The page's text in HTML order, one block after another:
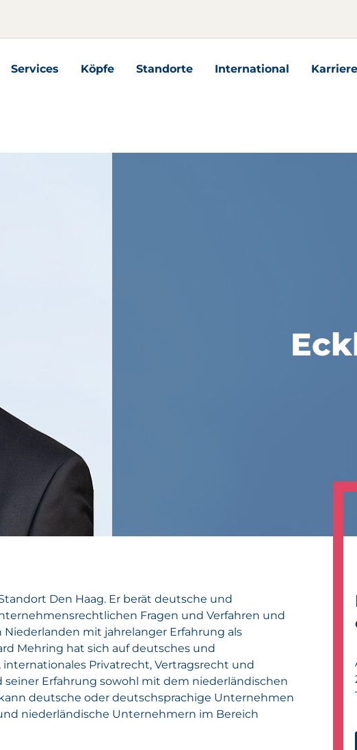
Services Köpfe Standorte International
Karriere
Den Haag. Er berät deutsche und
Fragen und Verfahren und
mit jahrelanger Erfahrung als
Mehring hat sich auf deutsches und
Privatrecht, Vertragsrecht und
seiner Erfahrung sowohl mit dem niederländischen
deutsche oder deutschsprachige Unternehmen
niederländische Unternehmern im Bereich